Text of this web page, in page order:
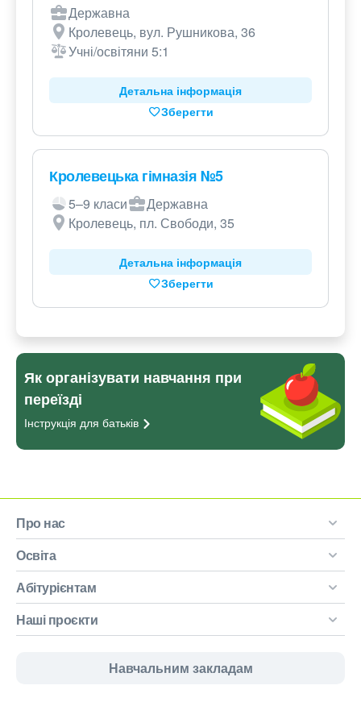
Державна
Кролевець, вул. Рушникова, 36
Учні/освітяни 5:1
Детальна інформація
Зберегти
Кролевецька гімназія №5
5–9 класи
Державна
Кролевець, пл. Свободи, 35
Детальна інформація
Зберегти
Як організувати навчання при
переїзді
Інструкція для батьків
Про нас
Освіта
Абітурієнтам
Наші проєкти
Навчальним закладам